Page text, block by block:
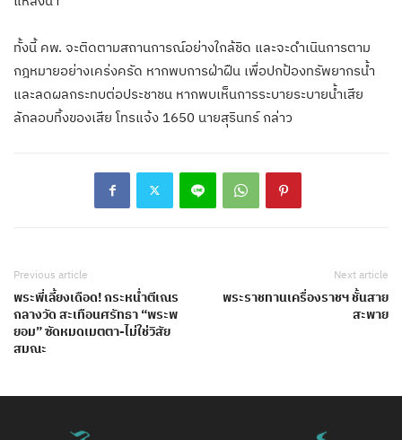
ทั้งนี้ คพ. จะติดตามสถานการณ์อย่างใกล้ชิด และจะดำเนินการตาม
กฎหมายอย่างเคร่งครัด หากพบการฝ่าฝืน เพื่อปกป้องทรัพยากรน้ำ
และลดผลกระทบต่อประชาชน หากพบเห็นการระบายระบายน้ำเสีย
ลักลอบทิ้งของเสีย โทรแจ้ง 1650 นายสุรินทร์ กล่าว
Previous article
พระพี่เลี้ยงเดือด! กระหน่ำตีเณร
กลางวัด สะเทือนศรัทธา “พระพ
ยอม” ซัดหมดเมตตา-ไม่ใช่วิสัย
สมณะ
Next article
พระราชทานเครื่องราชฯ ชั้นสาย
สะพาย